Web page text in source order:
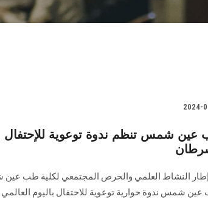
2024-
شمس تنظم ندوة توعوية للإحتفال
النشاط العلمي والحرص المجتمعي لكلية طب
شمس ندوة حوارية توعوية للاحتفال باليوم